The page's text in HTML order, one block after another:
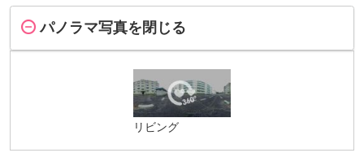
パノラマ写真を閉じる
リビング